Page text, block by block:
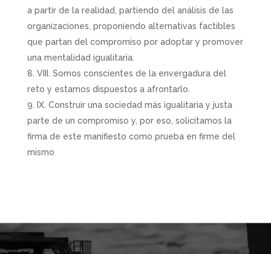
a partir de la realidad, partiendo del análisis de las
organizaciones, proponiendo alternativas factibles
que partan del compromiso por adoptar y promover
una mentalidad igualitaria.
VIII. Somos conscientes de la envergadura del
reto y estamos dispuestos a afrontarlo.
IX. Construir una sociedad más igualitaria y justa
parte de un compromiso y, por eso, solicitamos la
firma de este manifiesto como prueba en firme del
mismo